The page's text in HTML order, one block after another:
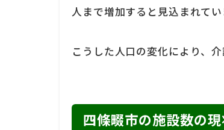
人まで増加すると見込まれてい
こうした人口の変化により、
四條畷市の施設数の